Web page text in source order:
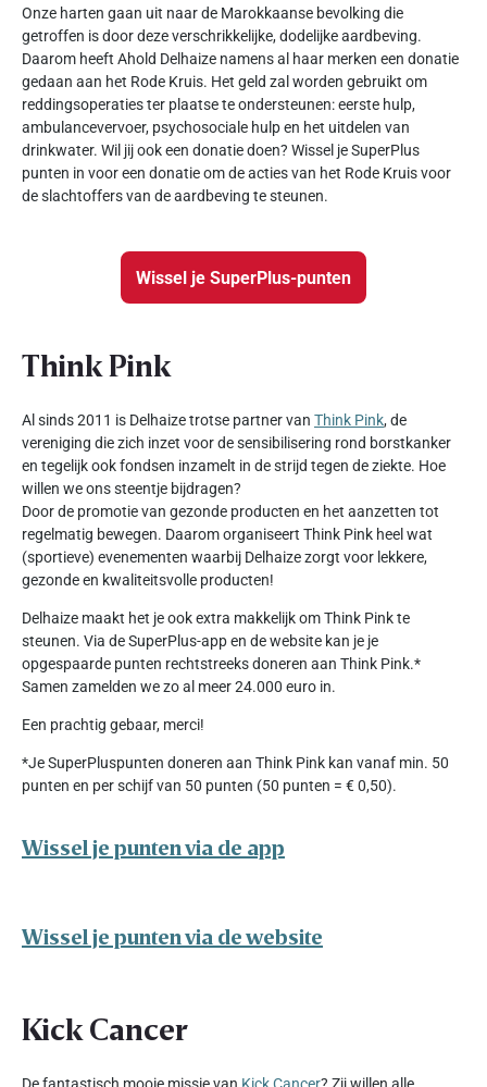
Onze harten gaan uit naar de Marokkaanse bevolking die
getroffen is door deze verschrikkelijke, dodelijke aardbeving.
Daarom heeft Ahold Delhaize namens al haar merken een donatie
gedaan aan het Rode Kruis. Het geld zal worden gebruikt om
reddingsoperaties ter plaatse te ondersteunen: eerste hulp,
ambulancevervoer, psychosociale hulp en het uitdelen van
drinkwater. Wil jij ook een donatie doen? Wissel je SuperPlus
punten in voor een donatie om de acties van het Rode Kruis voor
de slachtoffers van de aardbeving te steunen.
Wissel je SuperPlus-punten
Think Pink
Al sinds 2011 is Delhaize trotse partner van Think Pink, de
vereniging die zich inzet voor de sensibilisering rond borstkanker
en tegelijk ook fondsen inzamelt in de strijd tegen de ziekte. Hoe
willen we ons steentje bijdragen?
Door de promotie van gezonde producten en het aanzetten tot
regelmatig bewegen. Daarom organiseert Think Pink heel wat
(sportieve) evenementen waarbij Delhaize zorgt voor lekkere,
gezonde en kwaliteitsvolle producten!
Delhaize maakt het je ook extra makkelijk om Think Pink te
steunen. Via de SuperPlus-app en de website kan je je
opgespaarde punten rechtstreeks doneren aan Think Pink.*
Samen zamelden we zo al meer 24.000 euro in.
Een prachtig gebaar, merci!
*Je SuperPluspunten doneren aan Think Pink kan vanaf min. 50
punten en per schijf van 50 punten (50 punten = € 0,50).
Wissel je punten via de app
Wissel je punten via de website
Kick Cancer